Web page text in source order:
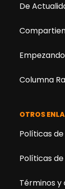
De
Columna
OTROS
Políticas
Políticas de
Términos y